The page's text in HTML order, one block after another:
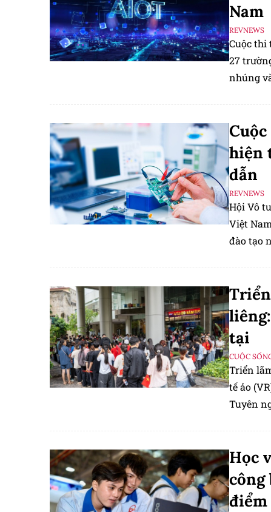
Nam
REVNEWS
Cuộc thi
27
nhúng
hiện
dẫn
REVNEWS
Hội Vô
Việt
đào tạo
tại
CUỘC
Triển
tế ảo
Tuyên
Học
công
điểm